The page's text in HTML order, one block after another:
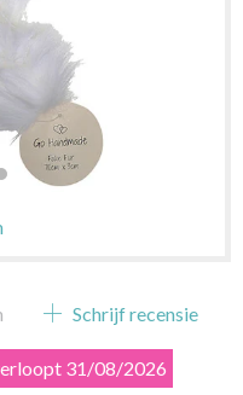
Schrijf recensie
31/08/2026